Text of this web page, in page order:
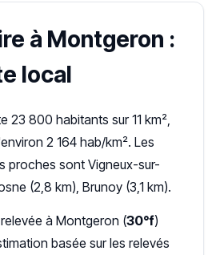
à Montgeron :
local
23 800 habitants sur 11 km²,
2 164 hab/km². Les
proches sont Vigneux-sur-
(2,8 km), Brunoy (3,1 km).
à Montgeron (30°f)
basée sur les relevés